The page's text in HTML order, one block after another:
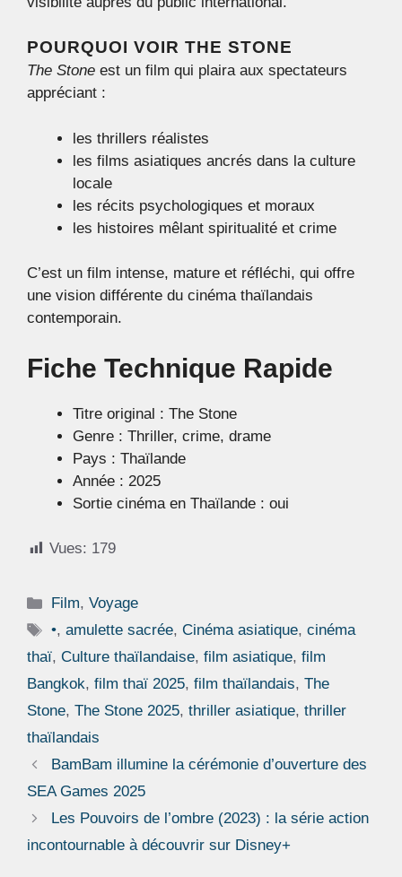
POURQUOI VOIR THE STONE
The Stone est un film qui plaira aux spectateurs
appréciant :
les thrillers réalistes
les films asiatiques ancrés dans la culture
locale
les récits psychologiques et moraux
les histoires mêlant spiritualité et crime
C’est un film intense, mature et réfléchi, qui offre
une vision différente du cinéma thaïlandais
contemporain.
Fiche Technique Rapide
Titre original : The Stone
Genre : Thriller, crime, drame
Pays : Thaïlande
Année : 2025
Sortie cinéma en Thaïlande : oui
Vues: 179
Catégories
Film,Voyage
Étiquettes
•,amulette sacrée,Cinéma asiatique,cinéma
thaï, Culture thaïlandaise, film asiatique, film
Bangkok, film thaï 2025, film thaïlandais, The
Stone, The Stone 2025, thriller asiatique, thriller
thaïlandais
BamBam illumine la cérémonie d’ouverture des
SEA Games 2025
Les Pouvoirs de l’ombre (2023) : la série action
incontournable à découvrir sur Disney+